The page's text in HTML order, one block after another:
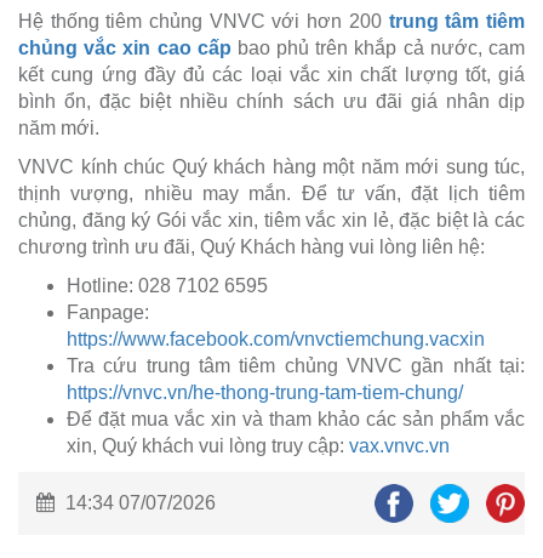
Hệ thống tiêm chủng VNVC với hơn 200 trung tâm tiêm
chủng vắc xin cao cấp bao phủ trên khắp cả nước, cam
kết cung ứng đầy đủ các loại vắc xin chất lượng tốt, giá
bình ổn, đặc biệt nhiều chính sách ưu đãi giá nhân dịp
năm mới.
VNVC kính chúc Quý khách hàng một năm mới sung túc,
thịnh vượng, nhiều may mắn. Để tư vấn, đặt lịch tiêm
chủng, đăng ký Gói vắc xin, tiêm vắc xin lẻ, đặc biệt là các
chương trình ưu đãi, Quý Khách hàng vui lòng liên hệ:
Hotline: 028 7102 6595
Fanpage:
https://www.facebook.com/vnvctiemchung.vacxin
Tra cứu trung tâm tiêm chủng VNVC gần nhất tại:
https://vnvc.vn/he-thong-trung-tam-tiem-chung/
Để đặt mua vắc xin và tham khảo các sản phẩm vắc
xin, Quý khách vui lòng truy cập: vax.vnvc.vn
14:34 07/07/2026